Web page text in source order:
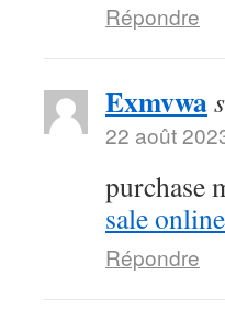
Répondre
Exmvwa
22 août
purchase
sale online
Répondre